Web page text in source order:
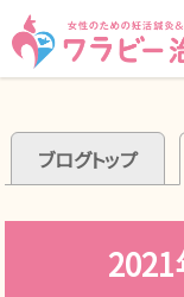
ブログトップ